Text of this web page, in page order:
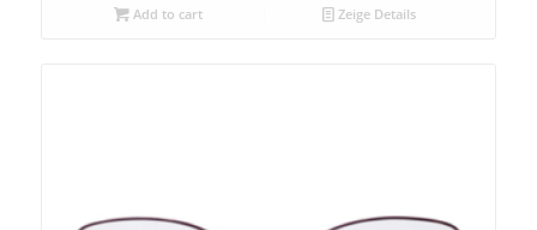
Add to cart Zeige Details